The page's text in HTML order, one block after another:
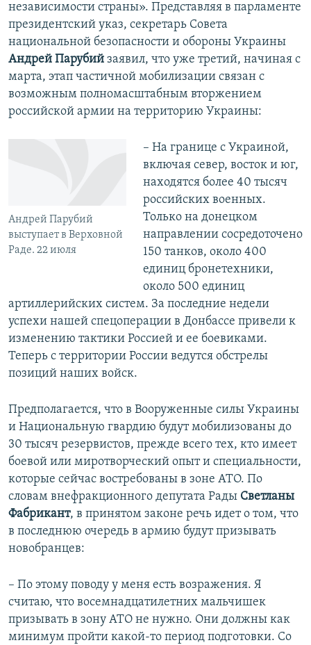
независимости страны». Представляя в парламенте
президентский указ, секретарь Совета
национальной безопасности и обороны Украины
Андрей Парубий заявил, что уже третий, начиная с
марта, этап частичной мобилизации связан с
возможным полномасштабным вторжением
российской армии на территорию Украины:
Андрей Парубий
выступает в Верховной
Раде. 22 июля
– На границе с Украиной,
включая север, восток и юг,
находятся более 40 тысяч
российских военных.
Только на донецком
направлении сосредоточено
150 танков, около 400
единиц бронетехники,
около 500 единиц
артиллерийских систем. За последние недели
успехи нашей спецоперации в Донбассе привели к
изменению тактики Россией и ее боевиками.
Теперь с территории России ведутся обстрелы
позиций наших войск.
Предполагается, что в Вооруженные силы Украины
и Национальную гвардию будут мобилизованы до
30 тысяч резервистов, прежде всего тех, кто имеет
боевой или миротворческий опыт и специальности,
которые сейчас востребованы в зоне АТО. По
словам внефракционного депутата Рады Светланы
Фабрикант, в принятом законе речь идет о том, что
в последнюю очередь в армию будут призывать
новобранцев:
– По этому поводу у меня есть возражения. Я
считаю, что восемнадцатилетних мальчишек
призывать в зону АТО не нужно. Они должны как
минимум пройти какой-то период подготовки. Со